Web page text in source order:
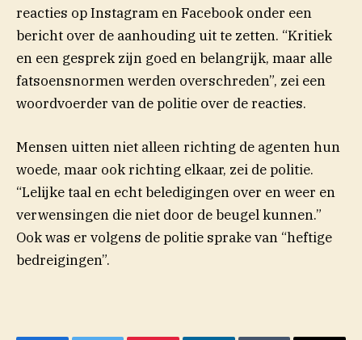
reacties op Instagram en Facebook onder een
bericht over de aanhouding uit te zetten. “Kritiek
en een gesprek zijn goed en belangrijk, maar alle
fatsoensnormen werden overschreden”, zei een
woordvoerder van de politie over de reacties.
Mensen uitten niet alleen richting de agenten hun
woede, maar ook richting elkaar, zei de politie.
“Lelijke taal en echt beledigingen over en weer en
verwensingen die niet door de beugel kunnen.”
Ook was er volgens de politie sprake van “heftige
bedreigingen”.